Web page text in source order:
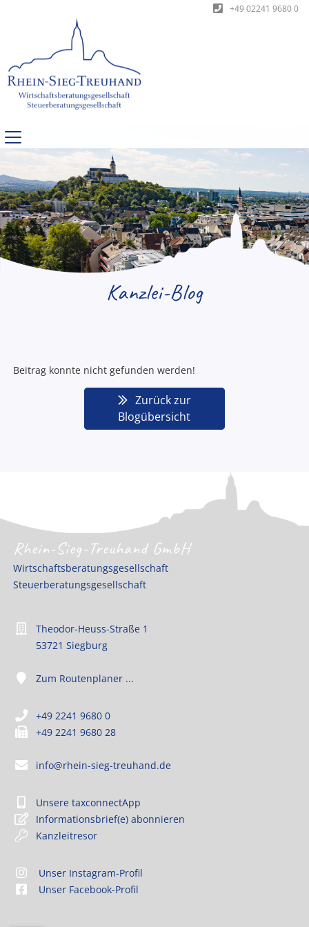
+49 02241 9680 0
Kanzlei-Blog
Beitrag konnte nicht gefunden werden!
Zurück zur
Blogübersicht
Rhein-Sieg-Treuhand GmbH
Wirtschaftsberatungsgesellschaft
Steuerberatungsgesellschaft
Theodor-Heuss-Straße 1
53721 Siegburg
Zum Routenplaner ...
+49 2241 9680 0
+49 2241 9680 28
info@rhein-sieg-treuhand.de
Unsere taxconnectApp
Informationsbrief(e) abonnieren
Kanzleitresor
Unser Instagram-Profil
Unser Facebook-Profil